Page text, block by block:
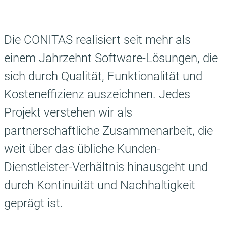
Die CONITAS realisiert seit mehr als
einem Jahrzehnt Software-Lösungen, die
sich durch Qualität, Funktionalität und
Kosteneffizienz auszeichnen. Jedes
Projekt verstehen wir als
partnerschaftliche Zusammenarbeit, die
weit über das übliche Kunden-
Dienstleister-Verhältnis hinausgeht und
durch Kontinuität und Nachhaltigkeit
geprägt ist.